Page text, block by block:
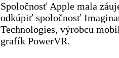
Spoločnosť Apple mala
odkúpiť spoločnosť
Technologies, výrobcu
grafík PowerVR.